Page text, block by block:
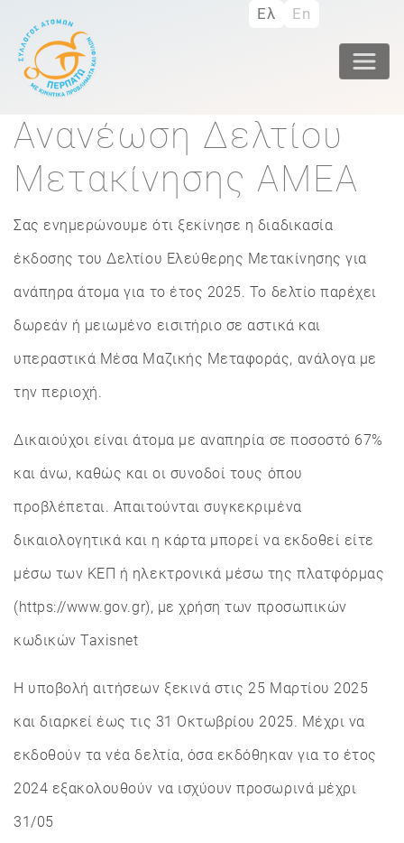
Παράκαμψη
Ελ En
Ανανέωση Δελτίου
Μετακίνησης ΑΜΕΑ
Σας ενημερώνουμε ότι ξεκίνησε η διαδικασία
έκδοσης του Δελτίου Ελεύθερης Μετακίνησης για
ανάπηρα άτομα για το έτος 2025. Το δελτίο παρέχει
δωρεάν ή μειωμένο εισιτήριο σε αστικά και
υπεραστικά Μέσα Μαζικής Μεταφοράς, ανάλογα με
την περιοχή.
Δικαιούχοι είναι άτομα με αναπηρία σε ποσοστό 67%
και άνω, καθώς και οι συνοδοί τους όπου
προβλέπεται. Απαιτούνται συγκεκριμένα
δικαιολογητικά και η κάρτα μπορεί να εκδοθεί είτε
μέσω των ΚΕΠ ή ηλεκτρονικά μέσω της πλατφόρμας
(https://www.gov.gr), με χρήση των προσωπικών
κωδικών Taxisnet
Η υποβολή αιτήσεων ξεκινά στις 25 Μαρτίου 2025
και διαρκεί έως τις 31 Οκτωβρίου 2025. Μέχρι να
εκδοθούν τα νέα δελτία, όσα εκδόθηκαν για το έτος
2024 εξακολουθούν να ισχύουν προσωρινά μέχρι
31/05